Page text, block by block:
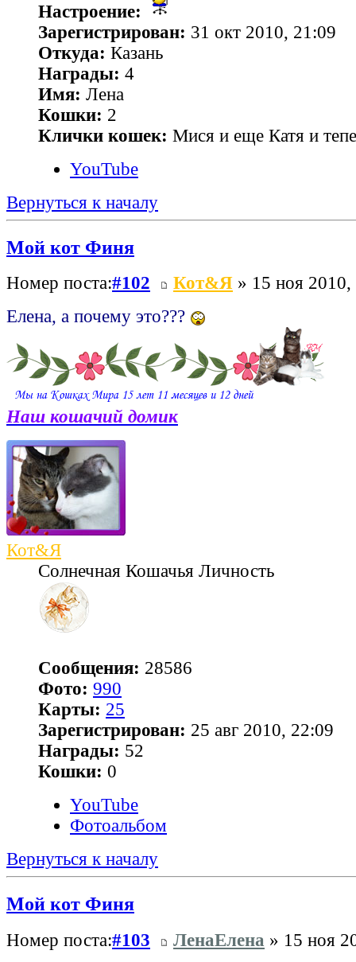
Настроение:
Зарегистрирован: 31 окт 2010, 21:09
Откуда: Казань
Награды: 4
Имя: Лена
Кошки: 2
Клички кошек: Мися и еще Катя и
YouTube
Вернуться к началу
Мой кот Финя
Номер поста:#102 Кот&Я » 15 ноя
Елена, а почему это???
Наш кошачий домик
Кот&Я
Солнечная Кошачья Личность
Сообщения: 28586
Фото: 990
Карты: 25
Зарегистрирован: 25 авг 2010, 22:09
Награды: 52
Кошки: 0
YouTube
Фотоальбом
Вернуться к началу
Мой кот Финя
Номер поста:#103 ЛенаЕлена » 15 ноя